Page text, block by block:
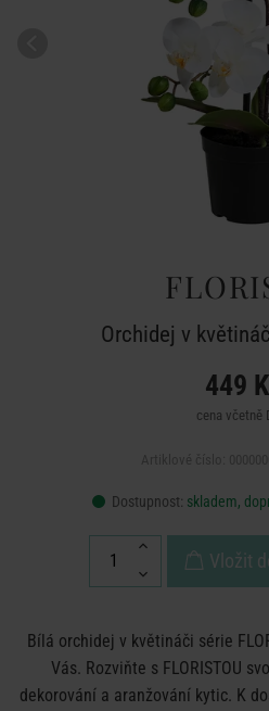
Orchidej v
449
cena včetně
Dostupnost: skladem,
Vložit
Bílá orchidej v květináči série
Vás. Rozviňte s FLORISTOU
dekorování a aranžování kytic. K